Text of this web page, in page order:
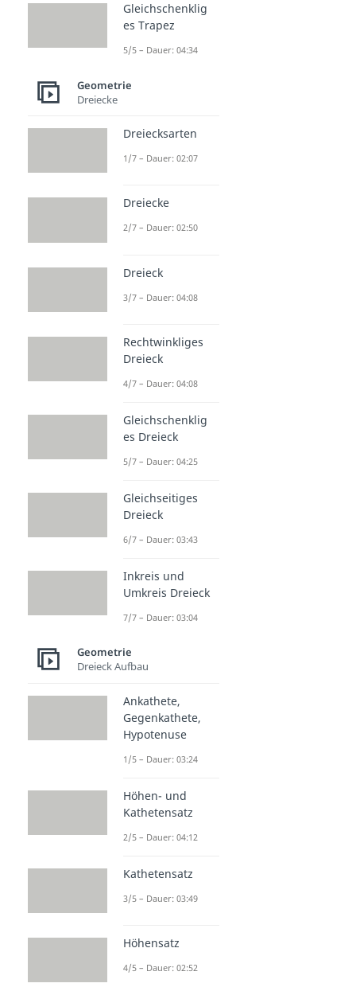
Gleichschenklig
es Trapez
5/5 – Dauer: 04:34
Geometrie
Dreiecke
Dreiecksarten
1/7 – Dauer: 02:07
Dreiecke
2/7 – Dauer: 02:50
Dreieck
3/7 – Dauer: 04:08
Rechtwinkliges
Dreieck
4/7 – Dauer: 04:08
Gleichschenklig
es Dreieck
5/7 – Dauer: 04:25
Gleichseitiges
Dreieck
6/7 – Dauer: 03:43
Inkreis und
Umkreis Dreieck
7/7 – Dauer: 03:04
Geometrie
Dreieck Aufbau
Ankathete,
Gegenkathete,
Hypotenuse
1/5 – Dauer: 03:24
Höhen- und
Kathetensatz
2/5 – Dauer: 04:12
Kathetensatz
3/5 – Dauer: 03:49
Höhensatz
4/5 – Dauer: 02:52